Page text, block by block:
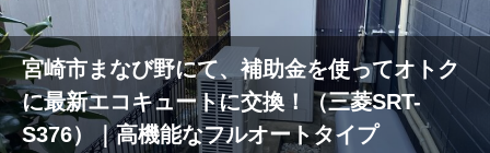
宮崎市まなび野にて、補助金を使ってオトク
に最新エコキュートに交換！（三菱SRT-
S376）｜高機能なフルオートタイプ